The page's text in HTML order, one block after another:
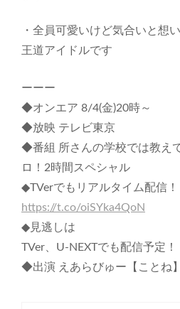
・全員可愛いけど気合いと想
王道アイドルです
ーーー
◆オンエア 8/4(金)20時～
◆放映 テレビ東京
◆番組 所さんの学校では教え
ロ！2時間スペシャル
◆TVerでもリアルタイム配信！
https://t.co/oiSYka4QoN
◆見逃しは
TVer、U-NEXTでも配信予定！
◆出演 えあらびゅー【ことね】